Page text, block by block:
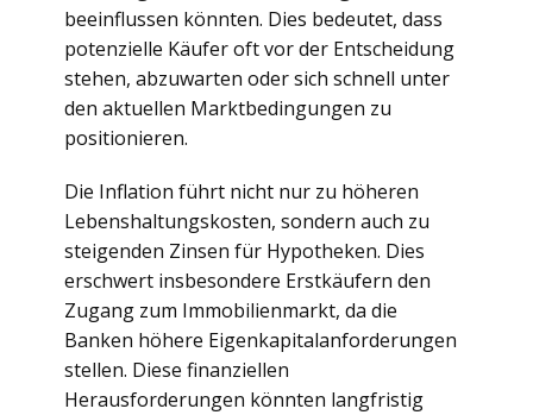
beeinflussen könnten. Dies bedeutet, dass
potenzielle Käufer oft vor der Entscheidung
stehen, abzuwarten oder sich schnell unter
den aktuellen Marktbedingungen zu
positionieren.
Die Inflation führt nicht nur zu höheren
Lebenshaltungskosten, sondern auch zu
steigenden Zinsen für Hypotheken. Dies
erschwert insbesondere Erstkäufern den
Zugang zum Immobilienmarkt, da die
Banken höhere Eigenkapitalanforderungen
stellen. Diese finanziellen
Herausforderungen könnten langfristig